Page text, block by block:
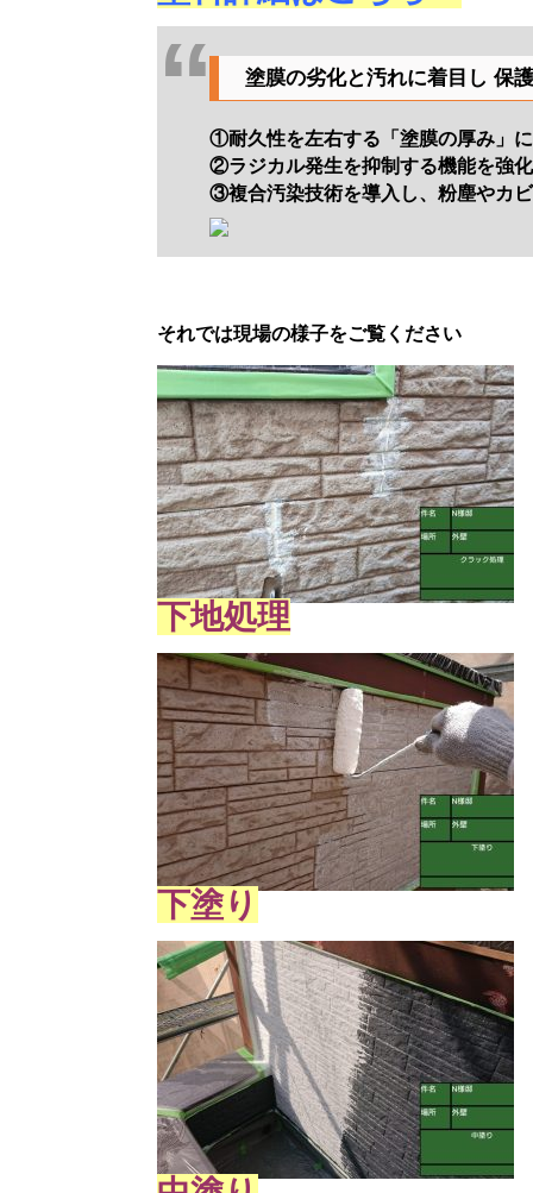
塗膜の劣化と汚れに着目し 保
①耐久性を左右する「塗膜の厚み」
②ラジカル発生を抑制する機能を強
③複合汚染技術を導入し、粉塵やカ
それでは現場の様子をご覧ください
下地処理
下塗り